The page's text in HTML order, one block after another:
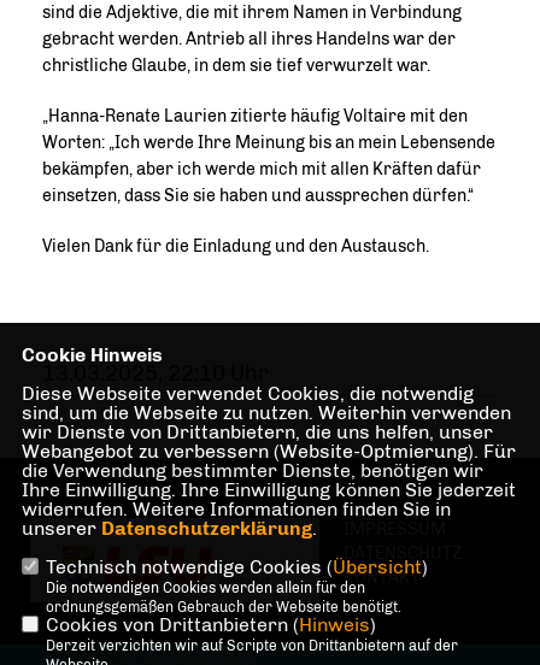
sind die Adjektive, die mit ihrem Namen in Verbindung
gebracht werden. Antrieb all ihres Handelns war der
christliche Glaube, in dem sie tief verwurzelt war.
Hanna-Renate Laurien zitierte häufig Voltaire mit den
Worten: „Ich werde Ihre Meinung bis an mein Lebensende
bekämpfen, aber ich werde mich mit allen Kräften dafür
einsetzen, dass Sie sie haben und aussprechen dürfen.“
Vielen Dank für die Einladung und den Austausch.
KONTAKT
Cookie Hinweis
Diese Webseite verwendet Cookies, die notwendig
sind, um die Webseite zu nutzen. Weiterhin verwenden
wir Dienste von Drittanbietern, die uns helfen, unser
Webangebot zu verbessern (Website-Optmierung). Für
die Verwendung bestimmter Dienste, benötigen wir
Ihre Einwilligung. Ihre Einwilligung können Sie jederzeit
widerrufen. Weitere Informationen finden Sie in
unserer Datenschutzerklärung.
Technisch notwendige Cookies (Übersicht)
Die notwendigen Cookies werden allein für den
ordnungsgemäßen Gebrauch der Webseite benötigt.
Cookies von Drittanbietern (Hinweis)
Derzeit verzichten wir auf Scripte von Drittanbietern auf der